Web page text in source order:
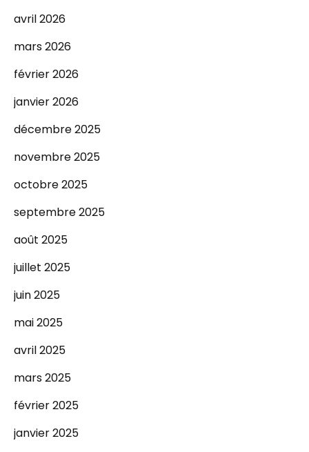
avril 2026
mars 2026
février 2026
janvier 2026
décembre 2025
novembre 2025
octobre 2025
septembre 2025
août 2025
juillet 2025
juin 2025
mai 2025
avril 2025
mars 2025
février 2025
janvier 2025